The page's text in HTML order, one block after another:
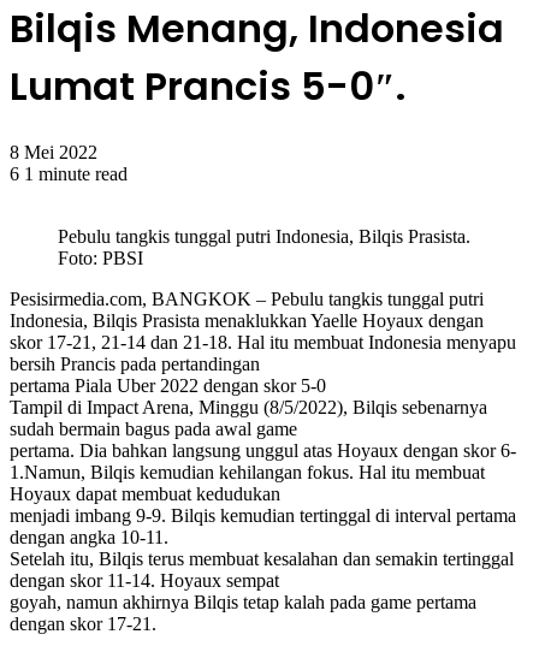
Bilqis Menang, Indonesia
Lumat Prancis 5-0″.
8 Mei 2022
6 1 minute read
Pebulu tangkis tunggal putri Indonesia, Bilqis Prasista.
Foto: PBSI
Pesisirmedia.com, BANGKOK – Pebulu tangkis tunggal putri
Indonesia, Bilqis Prasista menaklukkan Yaelle Hoyaux dengan
skor 17-21, 21-14 dan 21-18. Hal itu membuat Indonesia menyapu
bersih Prancis pada pertandingan
pertama Piala Uber 2022 dengan skor 5-0
Tampil di Impact Arena, Minggu (8/5/2022), Bilqis sebenarnya
sudah bermain bagus pada awal game
pertama. Dia bahkan langsung unggul atas Hoyaux dengan skor 6-
1.Namun, Bilqis kemudian kehilangan fokus. Hal itu membuat
Hoyaux dapat membuat kedudukan
menjadi imbang 9-9. Bilqis kemudian tertinggal di interval pertama
dengan angka 10-11.
Setelah itu, Bilqis terus membuat kesalahan dan semakin tertinggal
dengan skor 11-14. Hoyaux sempat
goyah, namun akhirnya Bilqis tetap kalah pada game pertama
dengan skor 17-21.